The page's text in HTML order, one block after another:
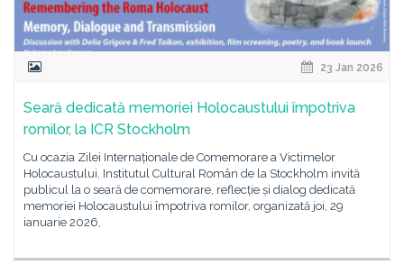
23 Jan 2026
Seară dedicată memoriei Holocaustului împotriva
romilor, la ICR Stockholm
Cu ocazia Zilei Internaționale de Comemorare a Victimelor
Holocaustului, Institutul Cultural Român de la Stockholm invită
publicul la o seară de comemorare, reflecție și dialog dedicată
memoriei Holocaustului împotriva romilor, organizată joi, 29
ianuarie 2026,